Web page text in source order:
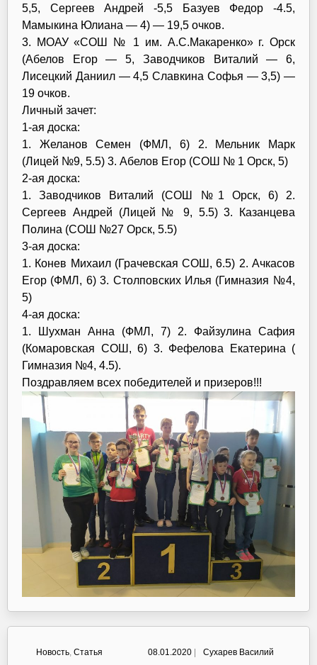
5,5, Сергеев Андрей -5,5 Базуев Федор -4.5,
Мамыкина Юлиана — 4) — 19,5 очков.
3. МОАУ «СОШ № 1 им. А.С.Макаренко» г. Орск
(Абелов Егор — 5, Заводчиков Виталий — 6,
Лисецкий Даниил — 4,5 Славкина Софья — 3,5) —
19 очков.
Личный зачет:
1-ая доска:
1. Желанов Семен (ФМЛ, 6) 2. Мельник Марк
(Лицей №9, 5.5) 3. Абелов Егор (СОШ № 1 Орск, 5)
2-ая доска:
1. Заводчиков Виталий (СОШ №1 Орск, 6) 2.
Сергеев Андрей (Лицей № 9, 5.5) 3. Казанцева
Полина (СОШ №27 Орск, 5.5)
3-ая доска:
1. Конев Михаил (Грачевская СОШ, 6.5) 2. Ачкасов
Егор (ФМЛ, 6) 3. Столповских Илья (Гимназия №4,
5)
4-ая доска:
1. Шухман Анна (ФМЛ, 7) 2. Файзулина Сафия
(Комаровская СОШ, 6) 3. Фефелова Екатерина (
Гимназия №4, 4.5).
Поздравляем всех победителей и призеров!!!
Новость, Статья 08.01.2020 | Сухарев Василий